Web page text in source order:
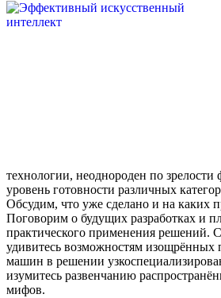
технологии, неоднороден по
уровень готовности различных
Обсудим, что уже сделано и на каких
Поговорим о будущих разработках и
практического применения решений.
удивитесь возможностям
машин в решении
изумитесь развенчанию
мифов.